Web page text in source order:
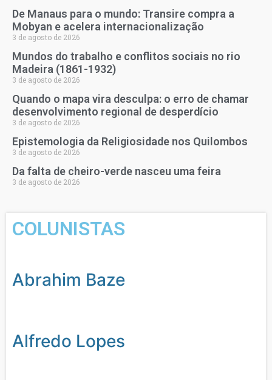
De Manaus para o mundo: Transire compra a
Mobyan e acelera internacionalização
3 de agosto de 2026
Mundos do trabalho e conflitos sociais no rio
Madeira (1861-1932)
3 de agosto de 2026
Quando o mapa vira desculpa: o erro de chamar
desenvolvimento regional de desperdício
3 de agosto de 2026
Epistemologia da Religiosidade nos Quilombos
3 de agosto de 2026
Da falta de cheiro-verde nasceu uma feira
3 de agosto de 2026
COLUNISTAS
Abrahim Baze
Alfredo Lopes